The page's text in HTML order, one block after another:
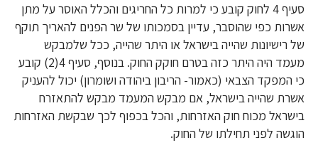
סעיף 4 לחוק קובע כי למרות כל החריגים והכלל האוסר על מתן
אשרות כפי שהוסבר, עדיין בסמכותו של שר הפנים להאריך תוקף
של רישיונות שהייה בישראל או היתר שהייה, ככל שלמבקש
מעמד היה היתר כזה בטרם חוקק החוק. בנוסף, סעיף 4(2) קובע
כי המפקד הצבאי (כאמור- הריבון ביהודה ושומרון) יכול להעניק
אשרת שהייה בישראל, אם מבקש המעמד מבקש להתאזרח
בישראל מכוח חוק האזרחות, והכל בכפוף לכך שבקשת האזרחות
הוגשה לפני תחילתו של החוק.